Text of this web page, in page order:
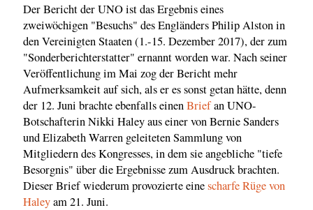
Der Bericht der UNO ist das Ergebnis eines
zweiwöchigen "Besuchs" des Engländers Philip Alston in
den Vereinigten Staaten (1.-15. Dezember 2017), der zum
"Sonderberichterstatter" ernannt worden war. Nach seiner
Veröffentlichung im Mai zog der Bericht mehr
Aufmerksamkeit auf sich, als er es sonst getan hätte, denn
der 12. Juni brachte ebenfalls einenBriefan UNO-
Botschafterin Nikki Haley aus einer von Bernie Sanders
und Elizabeth Warren geleiteten Sammlung von
Mitgliedern des Kongresses, in dem sie angebliche "tiefe
Besorgnis" über die Ergebnisse zum Ausdruck brachten.
Dieser Brief wiederum provozierte einescharfe Rüge von
Haleyam 21. Juni.